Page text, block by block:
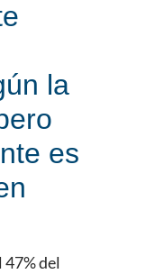
la
es
47% del